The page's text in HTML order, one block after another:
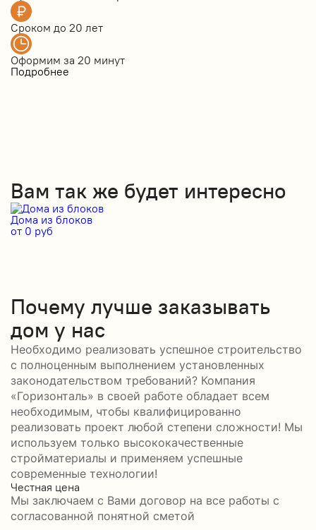
Сроком до 20 лет
Оформим за 20 минут
Подробнее
Вам так же будет интересно
Дома из блоков
от 0 руб
Почему лучше заказывать
дом у нас
Необходимо реализовать успешное строительство
с полноценным выполнением установленных
законодательством требований? Компания
«Горизонталь» в своей работе обладает всем
необходимым, чтобы квалифицированно
реализовать проект любой степени сложности! Мы
используем только высококачественные
стройматериалы и применяем успешные
современные технологии!
Честная цена
Мы заключаем с Вами договор на все работы с
согласованной понятной сметой